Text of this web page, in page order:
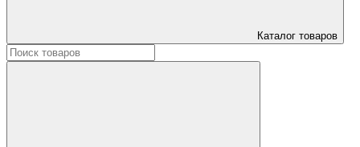
Каталог товаров
Искать: